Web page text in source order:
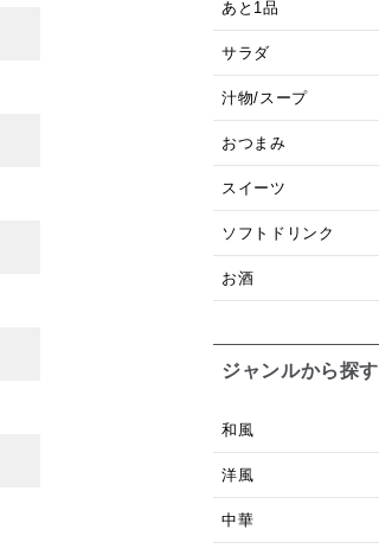
あと1品
サラダ
汁物/スープ
おつまみ
スイーツ
ソフトドリンク
お酒
ジャンルから探す
和風
洋風
中華